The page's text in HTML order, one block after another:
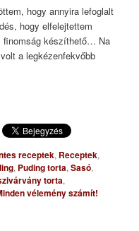
hogy annyira lefoglalt
hogy elfelejtettem
finomság készíthető… Na
a legkézenfekvőbb
receptek, Receptek,
, Puding torta,Sasó,
torta,
vélemény számít!